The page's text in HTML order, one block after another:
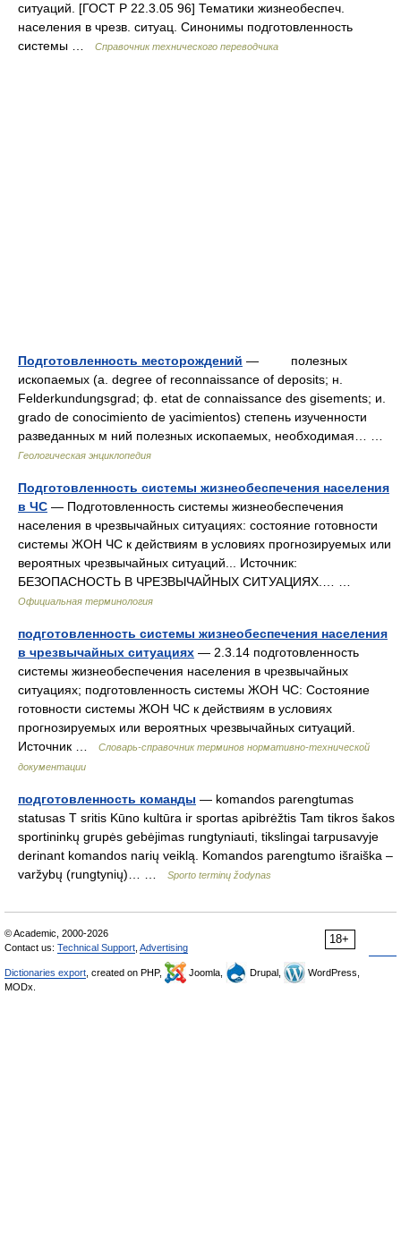
ситуаций. [ГОСТ Р 22.3.05 96] Тематики жизнеобеспеч.
населения в чрезв. ситуац. Синонимы подготовленность
системы …
Справочник технического переводчика
Подготовленность месторождений — полезных
ископаемыx (a. degree of reconnaissance of deposits; н.
Felderkundungsgrad; ф. etat de connaissance des gisements; и.
grado de conocimiento de yacimientos) степень изученности
разведанных м ний полезных ископаемых, необходимая… …
Геологическая энциклопедия
Подготовленность системы жизнеобеспечения населения
в ЧС — Подготовленность системы жизнеобеспечения
населения в чрезвычайных ситуациях: состояние готовности
системы ЖОН ЧС к действиям в условиях прогнозируемых или
вероятных чрезвычайных ситуаций... Источник:
БЕЗОПАСНОСТЬ В ЧРЕЗВЫЧАЙНЫХ СИТУАЦИЯХ.… …
Официальная терминология
подготовленность системы жизнеобеспечения населения
в чрезвычайных ситуациях — 2.3.14 подготовленность
системы жизнеобеспечения населения в чрезвычайных
ситуациях; подготовленность системы ЖОН ЧС: Состояние
готовности системы ЖОН ЧС к действиям в условиях
прогнозируемых или вероятных чрезвычайных ситуаций.
Источник …
Словарь-справочник терминов нормативно-технической
документации
подготовленность команды — komandos parengtumas
statusas T sritis Kūno kultūra ir sportas apibrėžtis Tam tikros šakos
sportininkų grupės gebėjimas rungtyniauti, tikslingai tarpusavyje
derinant komandos narių veiklą. Komandos parengtumo išraiška –
varžybų (rungtynių)… …
Sporto terminų žodynas
18+
© Academic, 2000-2026
Contact us: Technical Support Advertising
Dictionaries export , created on PHP, Joomla, Drupal,
WordPress,
MODx.